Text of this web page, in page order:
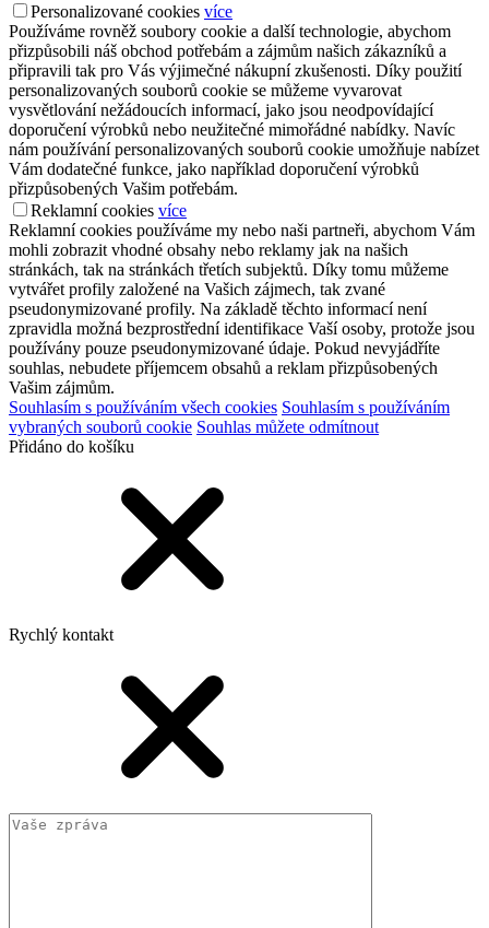
Personalizované cookies více
Používáme rovněž soubory cookie a další technologie, abychom
přizpůsobili náš obchod potřebám a zájmům našich zákazníků a
připravili tak pro Vás výjimečné nákupní zkušenosti. Díky použití
personalizovaných souborů cookie se můžeme vyvarovat
vysvětlování nežádoucích informací, jako jsou neodpovídající
doporučení výrobků nebo neužitečné mimořádné nabídky. Navíc
nám používání personalizovaných souborů cookie umožňuje nabízet
Vám dodatečné funkce, jako například doporučení výrobků
přizpůsobených Vašim potřebám.
Reklamní cookies více
Reklamní cookies používáme my nebo naši partneři, abychom Vám
mohli zobrazit vhodné obsahy nebo reklamy jak na našich
stránkách, tak na stránkách třetích subjektů. Díky tomu můžeme
vytvářet profily založené na Vašich zájmech, tak zvané
pseudonymizované profily. Na základě těchto informací není
zpravidla možná bezprostřední identifikace Vaší osoby, protože jsou
používány pouze pseudonymizované údaje. Pokud nevyjádříte
souhlas, nebudete příjemcem obsahů a reklam přizpůsobených
Vašim zájmům.
Souhlasím s používáním všech cookies Souhlasím s používáním
vybraných souborů cookie Souhlas můžete odmítnout
Přidáno do košíku
Rychlý kontakt